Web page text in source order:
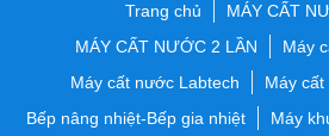
Trang chủ
MÁY CẤT
MÁY CẤT NƯỚC 2 LẦN
Máy
Máy cất nước Labtech
Máy
Bếp nâng nhiệt-Bếp gia nhiệt
Máy